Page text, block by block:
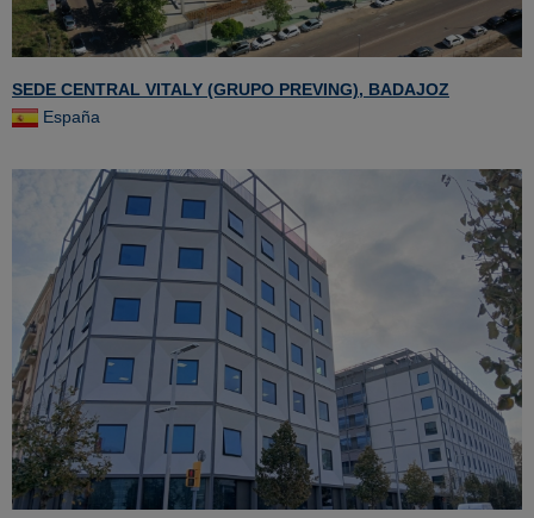
SEDE CENTRAL VITALY (GRUPO PREVING), BADAJOZ
España